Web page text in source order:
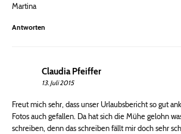
Martina
Antworten
Claudia Pfeiffer
13. Juli 2015
Freut mich sehr, dass unser Urlaubsbericht so gut
Fotos auch gefallen. Da hat sich die Mühe gelohn
schreiben, denn das schreiben fällt mir doch sehr